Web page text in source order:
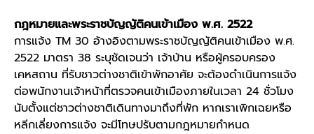
กฎหมายและพระราชบัญญัติคนเข้าเมือง พ.ศ. 2522
การแจ้ง TM 30 อ้างอิงตามพระราชบัญญัติคนเข้าเมือง พ.ศ.
2522 มาตรา 38 ระบุชัดเจนว่า เจ้าบ้าน หรือผู้ครอบครอง
เคหสถาน ที่รับชาวต่างชาติเข้าพักอาศัย จะต้องดำเนินการแจ้ง
ต่อพนักงานเจ้าหน้าที่ตรวจคนเข้าเมืองภายในเวลา 24 ชั่วโมง
นับตั้งแต่ชาวต่างชาติเดินทางมาถึงที่พัก หากเราเพิกเฉยหรือ
หลีกเลี่ยงการแจ้ง จะมีโทษปรับตามกฎหมายกำหนด